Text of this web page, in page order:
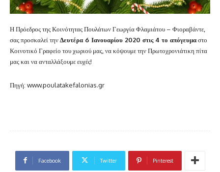
Η Πρόεδρος της Κοινότητας Πουλάτων Γεωργία Φλαμιάτου – Φιοραβάντε,
σας προσκαλεί τηνΔευτέρα 6 Ιανουαρίου 2020 στις 4 το απόγευμαστο
Κοινοτικό Γραφείο του χωριού μας, να κόψουμε την Πρωτοχρονιάτικη πίτα
μας και να ανταλλάξουμε ευχές!
Πηγή: www.poulatakefalonias.gr
Facebook Twitter Pinterest